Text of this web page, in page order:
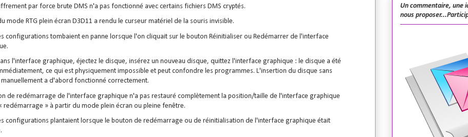
par force brute DMS n'a pas fonctionné avec certains fichiers DMS cryptés.
mode RTG plein écran D3D11 a rendu le curseur matériel de la souris invisible.
configurations tombaient en panne lorsque l'on cliquait sur le bouton Réinitialiser ou Redémarrer de l'interface
l'interface graphique, éjectez le disque, insérez un nouveau disque, quittez l'interface graphique : le disque a été
ce qui est physiquement impossible et peut confondre les programmes. L'insertion du disque sans
a d'abord fonctionné correctement.
de redémarrage de l'interface graphique n'a pas restauré complètement la position/taille de l'interface graphique
redémarrage » à partir du mode plein écran ou pleine fenêtre.
configurations plantaient lorsque le bouton de redémarrage ou de réinitialisation de l'interface graphique était
Un commentaire, une
nous